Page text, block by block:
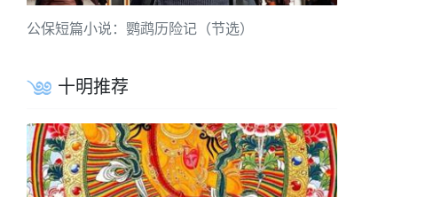
公保短篇小说：鹦鹉历险记（节选）
十明推荐